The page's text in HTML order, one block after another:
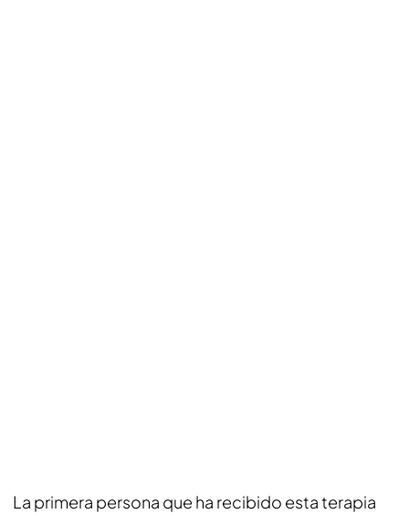
La primera persona que ha recibido esta terapia